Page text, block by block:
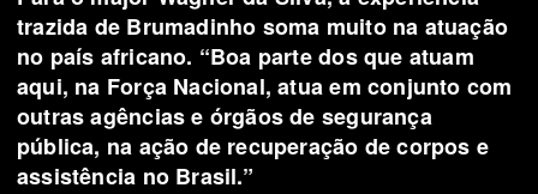
trazida de Brumadinho soma muito na atuação
no país africano. “Boa parte dos que atuam
aqui, na Força Nacional, atua em conjunto com
outras agências e órgãos de segurança
pública, na ação de recuperação de corpos e
assistência no Brasil.”